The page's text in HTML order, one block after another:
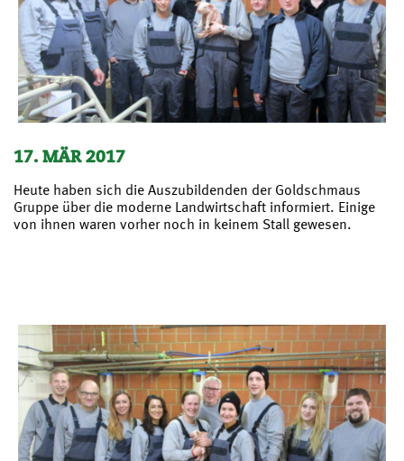
17. MÄR 2017
Heute haben sich die Auszubildenden der Goldschmaus
Gruppe über die moderne Landwirtschaft informiert. Einige
von ihnen waren vorher noch in keinem Stall gewesen.